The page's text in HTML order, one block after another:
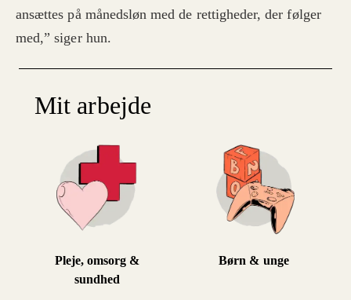
ansættes på månedsløn med de rettigheder, der følger
med,” siger hun.
Mit arbejde
Pleje, omsorg &
sundhed
Børn & unge